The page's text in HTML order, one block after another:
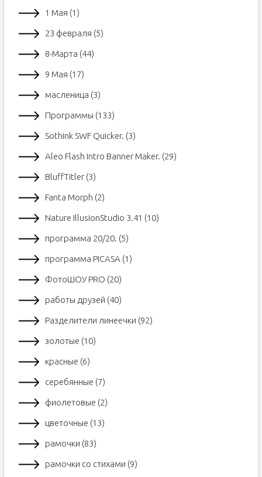
1 Мая (1)
23 февраля (5)
8-Марта (44)
9 Мая (17)
масленица (3)
Программы (133)
Sothink SWF Quicker. (3)
Aleo Flash Intro Banner Maker. (29)
BluffTitler (3)
Fanta Morph (2)
Nature IllusionStudio 3.41 (10)
программа 20/20. (5)
программа PICASA (1)
ФотоШОУ PRO (20)
работы друзей (40)
Разделители линеечки (92)
золотые (10)
красные (6)
серебянные (7)
фиолетовые (2)
цветочные (13)
рамочки (83)
рамочки со стихами (9)